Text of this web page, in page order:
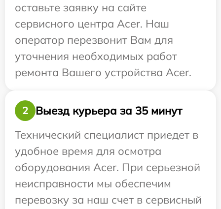
оставьте заявку на сайте
сервисного центра Acer. Наш
оператор перезвонит Вам для
уточнения необходимых работ
ремонта Вашего устройства Acer.
2
Выезд курьера за 35 минут
Технический специалист приедет в
удобное время для осмотра
оборудования Acer. При серьезной
неисправности мы обеспечим
перевозку за наш счет в сервисный